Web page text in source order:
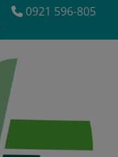
0921 596-805